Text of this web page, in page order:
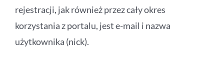
rejestracji, jak również przez cały okres
korzystania z portalu, jest e-mail i nazwa
użytkownika (nick).